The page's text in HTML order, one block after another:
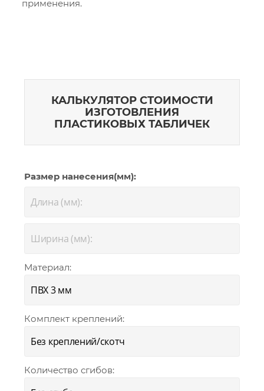
применения.
КАЛЬКУЛЯТОР СТОИМОСТИ
ИЗГОТОВЛЕНИЯ
ПЛАСТИКОВЫХ ТАБЛИЧЕК
Размер нанесения(мм):
Материал:
Комплект креплений:
Количество сгибов: